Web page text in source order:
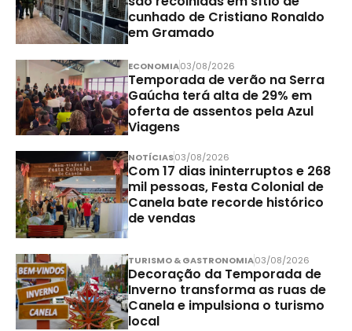
cunhado de Cristiano Ronaldo
em Gramado
ECONOMIA03/08/2026
Temporada de verão na Serra
Gaúcha terá alta de 29% em
oferta de assentos pela Azul
Viagens
NOTÍCIAS03/08/2026
Com 17 dias ininterruptos e 268
mil pessoas, Festa Colonial de
Canela bate recorde histórico
de vendas
TURISMO & GASTRONOMIA03/08/2026
Decoração da Temporada de
Inverno transforma as ruas de
Canela e impulsiona o turismo
local